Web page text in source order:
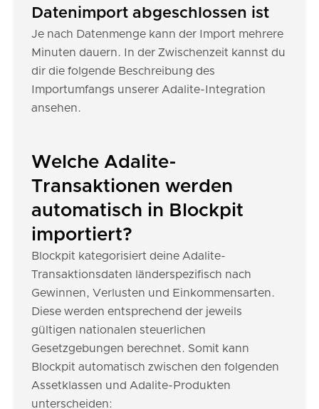
Datenimport abgeschlossen ist
Je nach Datenmenge kann der Import mehrere
Minuten dauern. In der Zwischenzeit kannst du
dir die folgende Beschreibung des
Importumfangs unserer Adalite-Integration
ansehen.
Welche Adalite-
Transaktionen werden
automatisch in Blockpit
importiert?
Blockpit kategorisiert deine Adalite-
Transaktionsdaten länderspezifisch nach
Gewinnen, Verlusten und Einkommensarten.
Diese werden entsprechend der jeweils
gültigen nationalen steuerlichen
Gesetzgebungen berechnet. Somit kann
Blockpit automatisch zwischen den folgenden
Assetklassen und Adalite-Produkten
unterscheiden: